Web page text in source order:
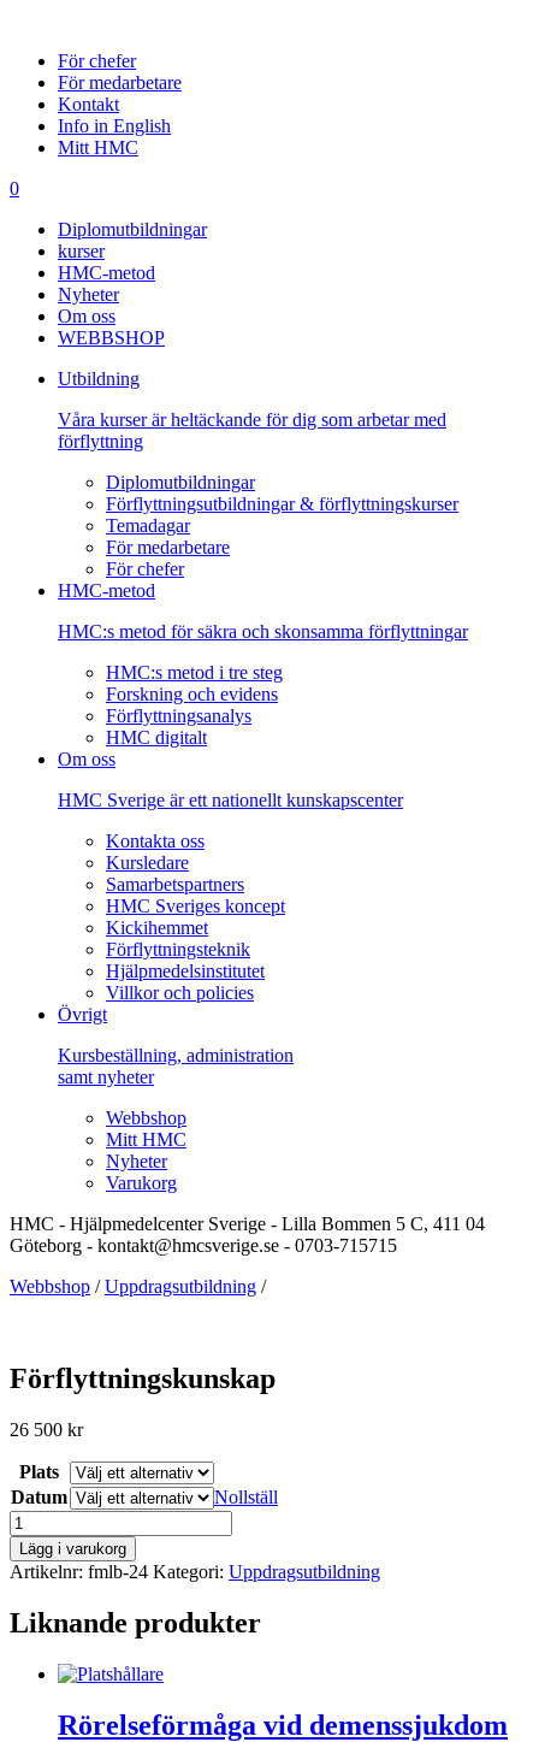
För chefer
För medarbetare
Kontakt
Info in English
Mitt HMC
0
Diplomutbildningar
kurser
HMC-metod
Nyheter
Om oss
WEBBSHOP
Utbildning
Våra kurser är heltäckande för dig som arbetar med
förflyttning
Diplomutbildningar
Förflyttningsutbildningar & förflyttningskurser
Temadagar
För medarbetare
För chefer
HMC-metod
HMC:s metod för säkra och skonsamma förflyttningar
HMC:s metod i tre steg
Forskning och evidens
Förflyttningsanalys
HMC digitalt
Om oss
HMC Sverige är ett nationellt kunskapscenter
Kontakta oss
Kursledare
Samarbetspartners
HMC Sveriges koncept
Kickihemmet
Förflyttningsteknik
Hjälpmedelsinstitutet
Villkor och policies
Övrigt
Kursbeställning, administration
samt nyheter
Webbshop
Mitt HMC
Nyheter
Varukorg
HMC - Hjälpmedelcenter Sverige - Lilla Bommen 5 C, 411 04
Göteborg - kontakt@hmcsverige.se - 0703-715715
Webbshop /Uppdragsutbildning /
Förflyttningskunskap
26 500 kr
Plats
Datum
Nollställ
Förflyttningskunskap
mängd
Lägg i varukorg
Artikelnr: fmlb-24 Kategori: Uppdragsutbildning
Liknande produkter
Rörelseförmåga vid demenssjukdom